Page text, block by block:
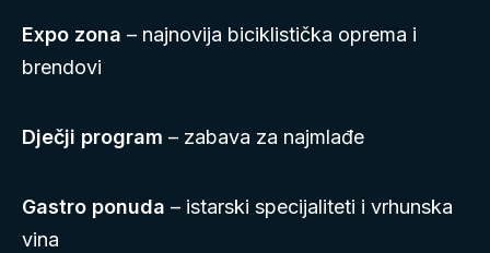
Expo zona – najnovija biciklistička oprema i
brendovi
Dječji program – zabava za najmlađe
Gastro ponuda – istarski specijaliteti i vrhunska
vina